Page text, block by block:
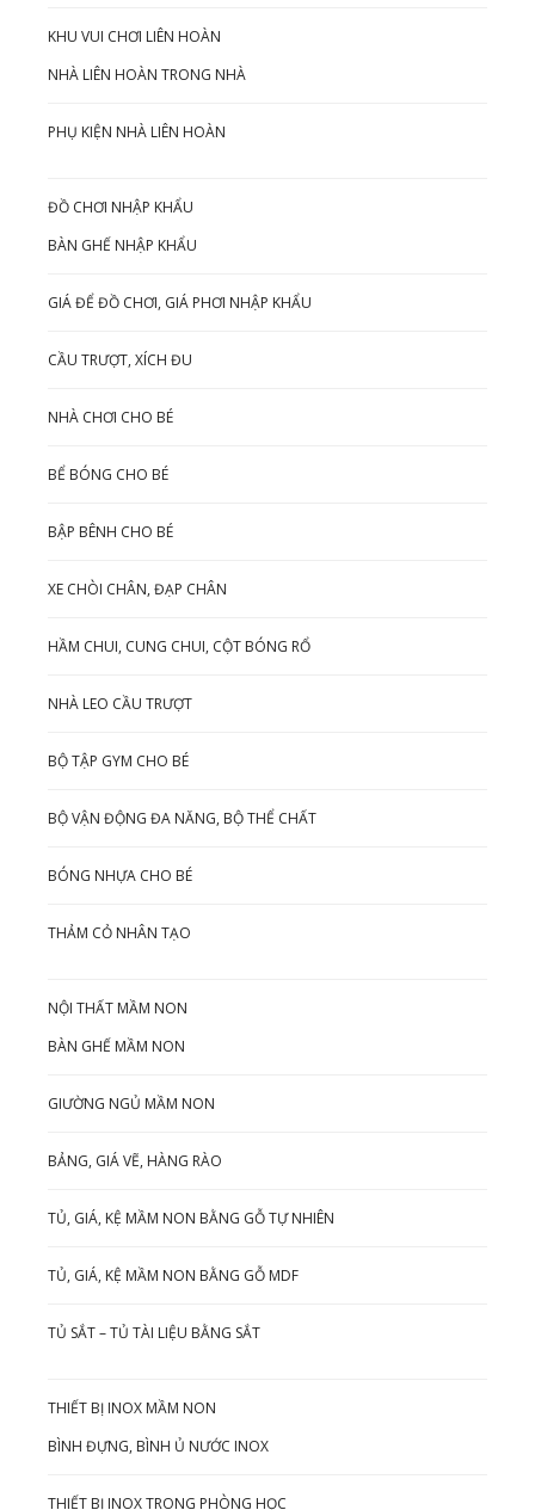
KHU VUI CHƠI LIÊN HOÀN
NHÀ LIÊN HOÀN TRONG NHÀ
PHỤ KIỆN NHÀ LIÊN HOÀN
ĐỒ CHƠI NHẬP KHẨU
BÀN GHẾ NHẬP KHẨU
GIÁ ĐỂ ĐỒ CHƠI, GIÁ PHƠI NHẬP KHẨU
CẦU TRƯỢT, XÍCH ĐU
NHÀ CHƠI CHO BÉ
BỂ BÓNG CHO BÉ
BẬP BÊNH CHO BÉ
XE CHÒI CHÂN, ĐẠP CHÂN
HẦM CHUI, CUNG CHUI, CỘT BÓNG RỔ
NHÀ LEO CẦU TRƯỢT
BỘ TẬP GYM CHO BÉ
BỘ VẬN ĐỘNG ĐA NĂNG, BỘ THỂ CHẤT
BÓNG NHỰA CHO BÉ
THẢM CỎ NHÂN TẠO
NỘI THẤT MẦM NON
BÀN GHẾ MẦM NON
GIƯỜNG NGỦ MẦM NON
BẢNG, GIÁ VẼ, HÀNG RÀO
TỦ, GIÁ, KỆ MẦM NON BẰNG GỖ TỰ NHIÊN
TỦ, GIÁ, KỆ MẦM NON BẰNG GỖ MDF
TỦ SẮT – TỦ TÀI LIỆU BẰNG SẮT
THIẾT BỊ INOX MẦM NON
BÌNH ĐỰNG, BÌNH Ủ NƯỚC INOX
THIẾT BỊ INOX TRONG PHÒNG HỌC